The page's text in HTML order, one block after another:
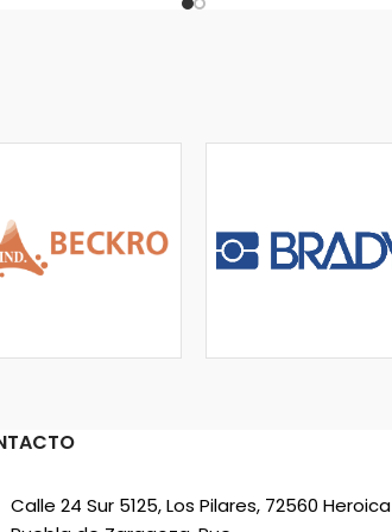
Calle 24 Sur 5125, Los Pilares, 72560 Heroica